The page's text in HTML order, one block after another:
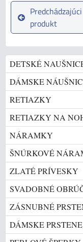
Predchádzajúci
produkt
DETSKÉ
DÁMSKE
RETIAZKY
RETIAZKY NA
NÁRAMKY
ŠNÚRKOVÉ
ZLATÉ PRÍVESKY
SVADOBNÉ
ZÁSNUBNÉ
DÁMSKE PRSTENE